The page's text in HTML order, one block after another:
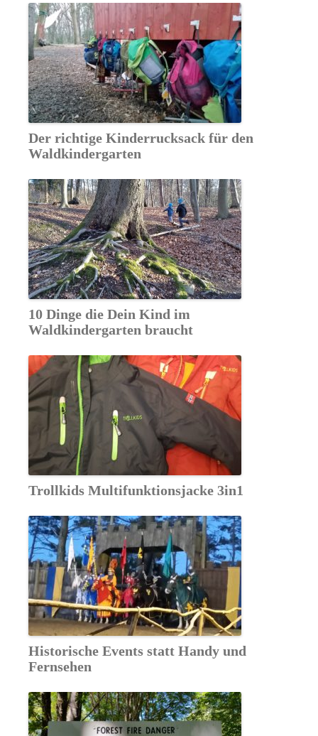
Der richtige Kinderrucksack für den
Waldkindergarten
10 Dinge die Dein Kind im
Waldkindergarten braucht
Trollkids Multifunktionsjacke 3in1
Historische Events statt Handy und
Fernsehen